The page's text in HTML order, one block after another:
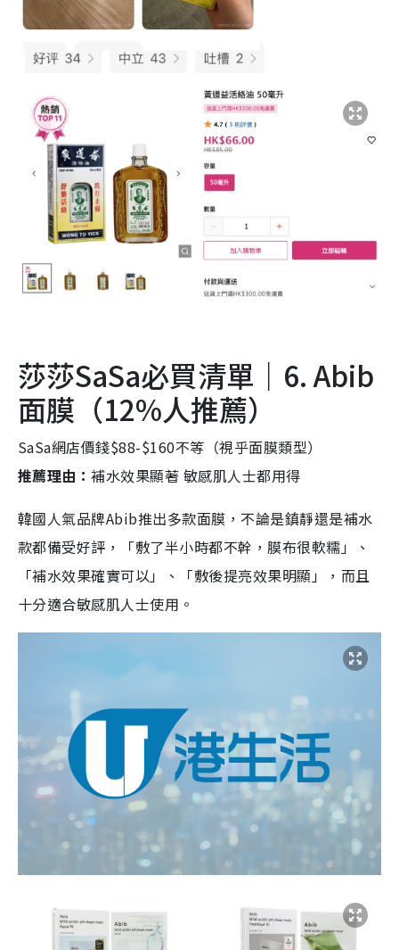
莎莎SaSa必買清單｜6. Abib
面膜（12%人推薦）
SaSa網店價錢$88-$160不等（視乎面膜類型）
推薦理由：補水效果顯著 敏感肌人士都用得
韓國人氣品牌Abib推出多款面膜，不論是鎮靜還是補水
款都備受好評，「敷了半小時都不幹，膜布很軟糯」、
「補水效果確實可以」、「敷後提亮效果明顯」，而且
十分適合敏感肌人士使用。